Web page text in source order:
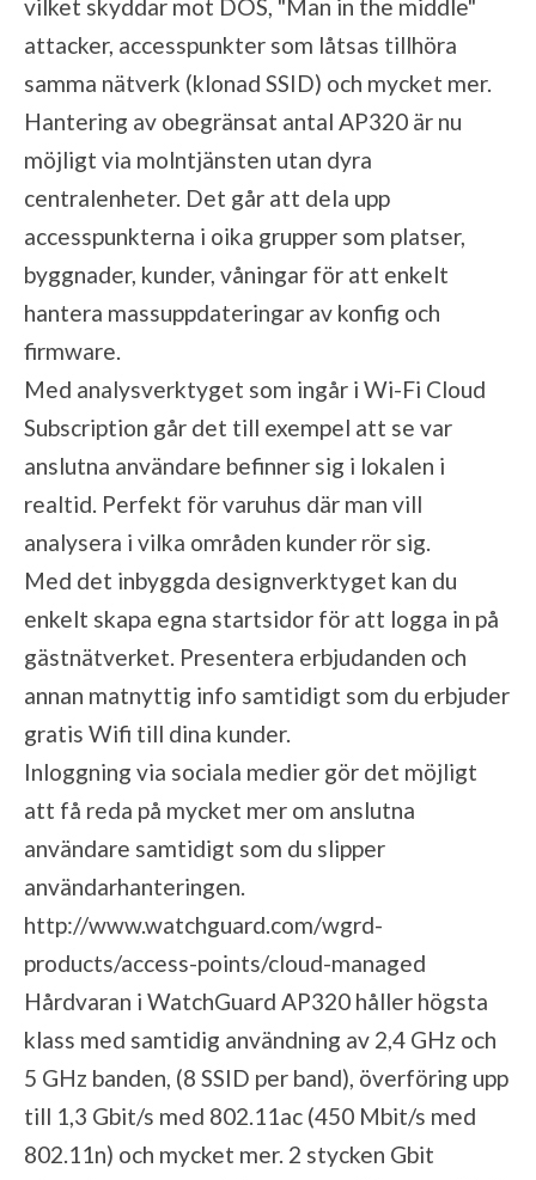
vilket skyddar mot DOS, "Man in the middle"
attacker, accesspunkter som låtsas tillhöra
samma nätverk (klonad SSID) och mycket mer.
Hantering av obegränsat antal AP320 är nu
möjligt via molntjänsten utan dyra
centralenheter. Det går att dela upp
accesspunkterna i oika grupper som platser,
byggnader, kunder, våningar för att enkelt
hantera massuppdateringar av konfig och
firmware.
Med analysverktyget som ingår i Wi-Fi Cloud
Subscription går det till exempel att se var
anslutna användare befinner sig i lokalen i
realtid. Perfekt för varuhus där man vill
analysera i vilka områden kunder rör sig.
Med det inbyggda designverktyget kan du
enkelt skapa egna startsidor för att logga in på
gästnätverket. Presentera erbjudanden och
annan matnyttig info samtidigt som du erbjuder
gratis Wifi till dina kunder.
Inloggning via sociala medier gör det möjligt
att få reda på mycket mer om anslutna
användare samtidigt som du slipper
användarhanteringen.
http://www.watchguard.com/wgrd-
products/access-points/cloud-managed
Hårdvaran i WatchGuard AP320 håller högsta
klass med samtidig användning av 2,4 GHz och
5 GHz banden, (8 SSID per band), överföring upp
till 1,3 Gbit/s med 802.11ac (450 Mbit/s med
802.11n) och mycket mer. 2 stycken Gbit